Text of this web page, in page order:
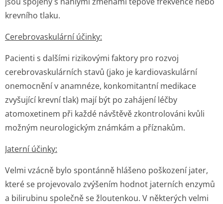
krevního tlaku.
Cerebrovaskulární účinky:
Pacienti s dalšími rizikovými faktory pro rozvoj
cerebrovaskulárních stavů (jako je kardiovaskulární
onemocnění v anamnéze, konkomitantní medikace
zvyšující krevní tlak) mají být po zahájení léčby
atomoxetinem při každé návštěvě zkontrolováni kvůli
možným neurologickým známkám a příznakům.
Jaterní účinky:
Velmi vzácně bylo spontánně hlášeno poškození jater,
které se projevovalo zvýšením hodnot jaterních enzymů
a bilirubinu společně se žloutenkou. V některých velmi